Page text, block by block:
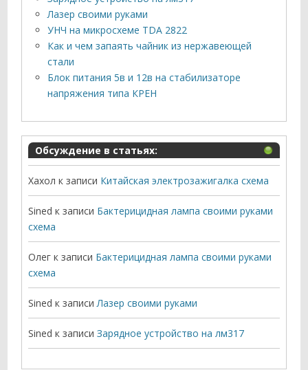
Лазер своими руками
УНЧ на микросхеме TDA 2822
Как и чем запаять чайник из нержавеющей
стали
Блок питания 5в и 12в на стабилизаторе
напряжения типа КРЕН
Обсуждение в статьях:
Хахол к записи Китайская электрозажигалка схема
Sined к записи Бактерицидная лампа своими руками
схема
Олег к записи Бактерицидная лампа своими руками
схема
Sined к записиЛазер своими руками
Sined к записиЗарядное устройство на лм317